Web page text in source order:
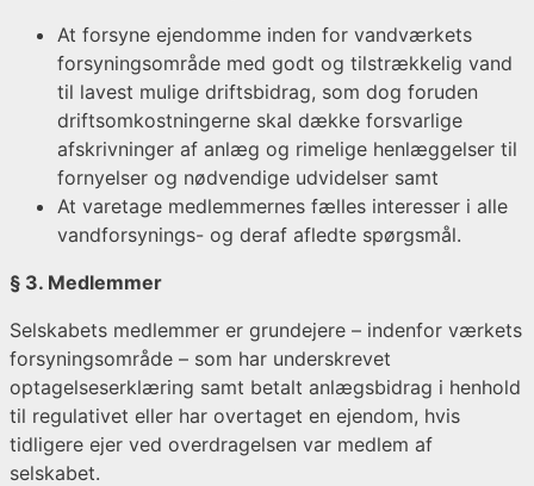
At forsyne ejendomme inden for vandværkets
forsyningsområde med godt og tilstrækkelig vand
til lavest mulige driftsbidrag, som dog foruden
driftsomkostningerne skal dække forsvarlige
afskrivninger af anlæg og rimelige henlæggelser til
fornyelser og nødvendige udvidelser samt
At varetage medlemmernes fælles interesser i alle
vandforsynings- og deraf afledte spørgsmål.
§ 3. Medlemmer
Selskabets medlemmer er grundejere – indenfor værkets
forsyningsområde – som har underskrevet
optagelseserklæring samt betalt anlægsbidrag i henhold
til regulativet eller har overtaget en ejendom, hvis
tidligere ejer ved overdragelsen var medlem af
selskabet.